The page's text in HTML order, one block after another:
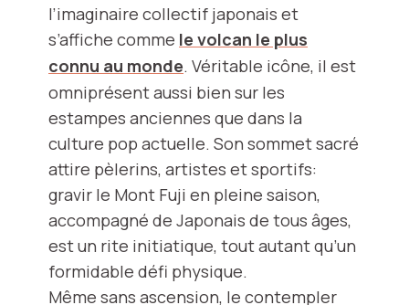
l’imaginaire collectif japonais et
s’affiche comme le volcan le plus
connu au monde. Véritable icône, il est
omniprésent aussi bien sur les
estampes anciennes que dans la
culture pop actuelle. Son sommet sacré
attire pèlerins, artistes et sportifs:
gravir le Mont Fuji en pleine saison,
accompagné de Japonais de tous âges,
est un rite initiatique, tout autant qu’un
formidable défi physique.
Même sans ascension, le contempler